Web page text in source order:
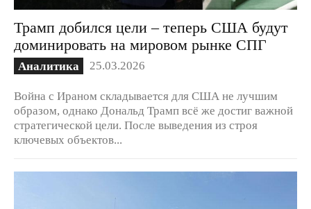
Трамп добился цели – теперь США будут
доминировать на мировом рынке СПГ
Аналитика 25.03.2026
Война с Ираном складывается для США не лучшим
образом, однако Дональд Трамп всё же достиг важной
стратегической цели. После выведения из строя
ключевых объектов...